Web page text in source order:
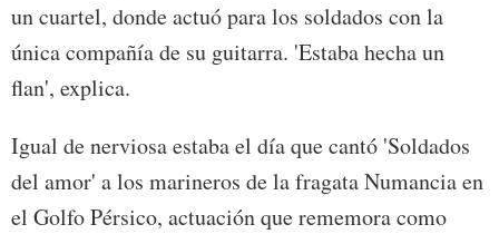
un cuartel, donde actuó para los soldados con la
única compañía de su guitarra. 'Estaba hecha un
flan', explica.
Igual de nerviosa estaba el día que cantó 'Soldados
del amor' a los marineros de la fragata Numancia en
el Golfo Pérsico, actuación que rememora como